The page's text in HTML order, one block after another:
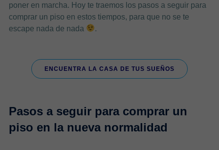
poner en marcha. Hoy te traemos los pasos a seguir para
comprar un piso en estos tiempos, para que no se te
escape nada de nada
.
ENCUENTRA LA CASA DE TUS SUEÑOS
Pasos a seguir para comprar un
piso en la nueva normalidad